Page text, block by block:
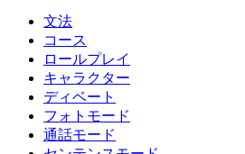
文法
コース
ロールプレイ
キャラクター
ディベート
フォトモード
通話モード